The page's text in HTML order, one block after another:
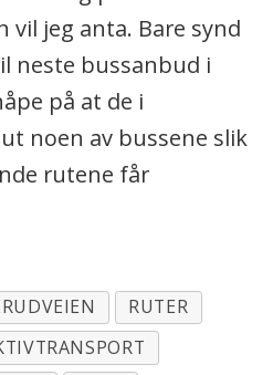
jeg anta. Bare synd
neste bussanbud i
på at de i
noen av bussene slik
rutene får
RUTER